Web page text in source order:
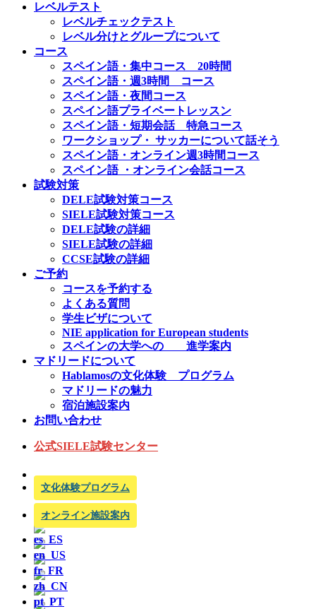
レベルテスト
レベルチェックテスト
レベル分けとグループについて
コース
スペイン語・集中コース 20時間
スペイン語・週3時間 コース
スペイン語・夜間コース
スペイン語プライベートレッスン
スペイン語・短期会話 特急コース
ワークショップ・ サッカーについて話そう
スペイン語・オンライン週3時間コース
スペイン語 ・オンライン会話コース
試験対策
DELE試験対策コース
SIELE試験対策コース
DELE試験の詳細
SIELE試験の詳細
CCSE試験の詳細
ご予約
コースを予約する
よくある質問
学生ビザについて
NIE application for European students
スペインの大学への 進学案内
マドリードについて
Hablamosの文化体験 プログラム
マドリードの魅力
宿泊施設案内
お問い合わせ
公式SIELE試験センター
文化体験プログラム
オンライン施設案内